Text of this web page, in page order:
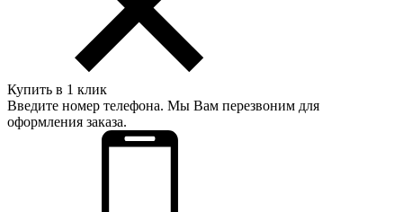
Купить в 1 клик
Введите номер телефона. Мы Вам перезвоним для
оформления заказа.